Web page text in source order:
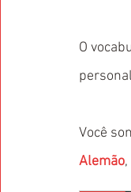
O
Você
Alemão,